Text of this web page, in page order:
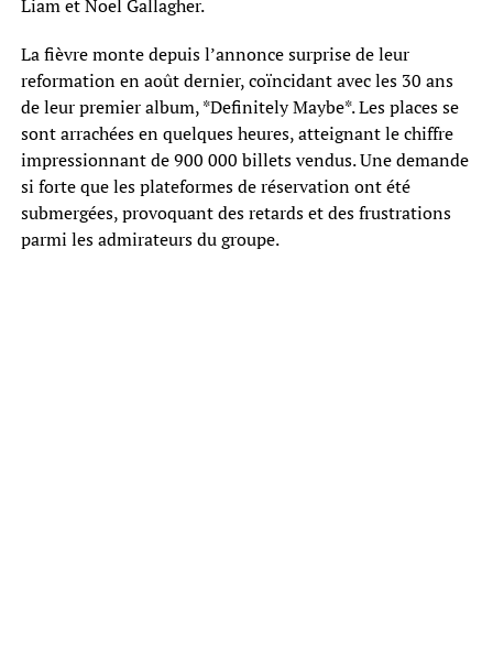
Liam et Noel Gallagher.
La fièvre monte depuis l’annonce surprise de leur
reformation en août dernier, coïncidant avec les 30 ans
de leur premier album, *Definitely Maybe*. Les places se
sont arrachées en quelques heures, atteignant le chiffre
impressionnant de 900 000 billets vendus. Une demande
si forte que les plateformes de réservation ont été
submergées, provoquant des retards et des frustrations
parmi les admirateurs du groupe.